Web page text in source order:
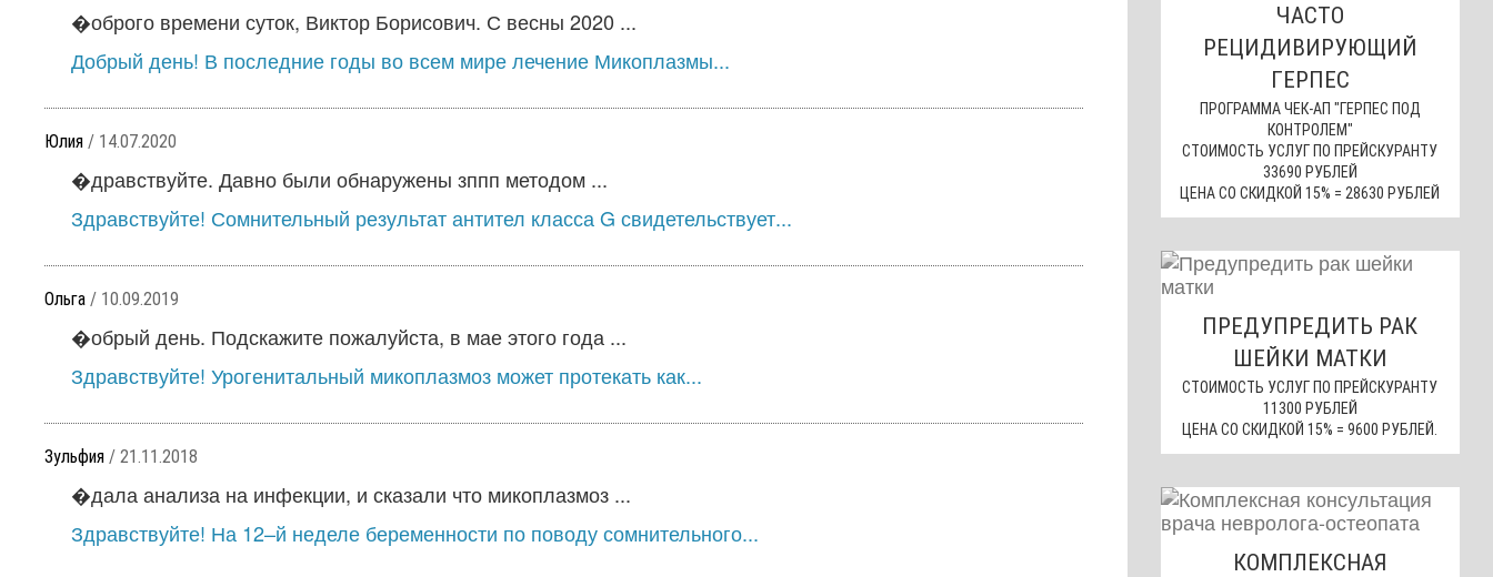
�оброго времени суток, Виктор Борисович. С весны 2020 ...
Добрый день! В последние годы во всем мире лечение Микоплазмы...
Юлия / 14.07.2020
�дравствуйте. Давно были обнаружены зппп методом ...
Здравствуйте! Сомнительный результат антител класса G свидетельствует...
Ольга / 10.09.2019
�обрый день. Подскажите пожалуйста, в мае этого года ...
Здравствуйте! Урогенитальный микоплазмоз может протекать как...
Зульфия / 21.11.2018
�дала анализа на инфекции, и сказали что микоплазмоз ...
Здравствуйте! На 12–й неделе беременности по поводу сомнительного...
ЧАСТО
РЕЦИДИВИРУЮЩИЙ
ГЕРПЕС
ПРОГРАММА ЧЕК-АП "ГЕРПЕС ПОД
КОНТРОЛЕМ"
СТОИМОСТЬ УСЛУГ ПО ПРЕЙСКУРАНТУ
33690 РУБЛЕЙ
ЦЕНА СО СКИДКОЙ 15% = 28630 РУБЛЕЙ
ПРЕДУПРЕДИТЬ РАК
ШЕЙКИ МАТКИ
СТОИМОСТЬ УСЛУГ ПО ПРЕЙСКУРАНТУ
11300 РУБЛЕЙ
ЦЕНА СО СКИДКОЙ 15% = 9600 РУБЛЕЙ.
КОМПЛЕКСНАЯ